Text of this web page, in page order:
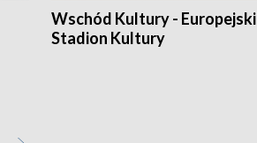
Wschód Kultury - Europejski
Stadion Kultury